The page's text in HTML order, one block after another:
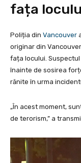
fața
Poliția din Vancouver
originar din
fața locului.
înainte de sosirea
rănite în urma
„În acest moment,
de terorism,” a